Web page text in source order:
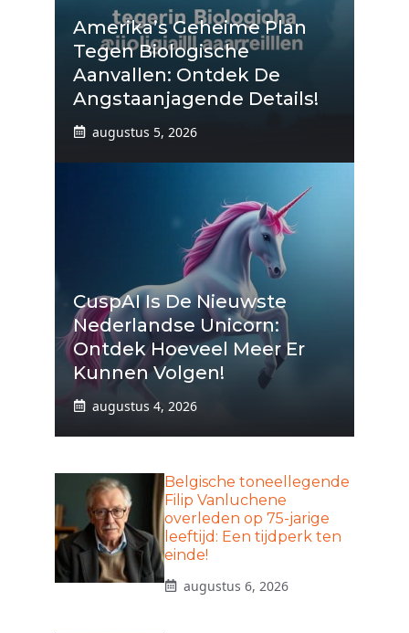
Amerika’s Geheime Plan
Tegen Biologische
Aanvallen: Ontdek De
Angstaanjagende Details!
augustus 5, 2026
CuspAI Is De Nieuwste
Nederlandse Unicorn:
Ontdek Hoeveel Meer Er
Kunnen Volgen!
augustus 4, 2026
Belgische toneellegende
Filip Vanluchene
overleden op 75-jarige
leeftijd: Een tijdperk ten
einde!
augustus 6, 2026